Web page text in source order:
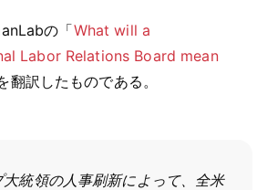
の「What will a
Labor Relations Board mean
翻訳したものである。
統領の人事刷新によって、全米